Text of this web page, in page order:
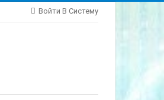
Войти В Систему